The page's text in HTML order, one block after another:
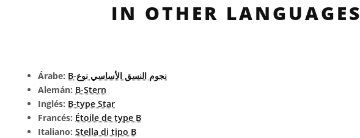
IN OTHER LANGUAGES
Árabe:
نجوم النسق الأساسي نوع-B
Alemán: B-Stern
Inglés: B-type Star
Francés: Étoile de type B
Italiano: Stella di tipo B